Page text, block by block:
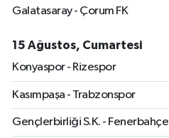
Galatasaray - Çorum FK
15 Ağustos, Cumartesi
Konyaspor - Rizespor
Kasımpaşa - Trabzonspor
Gençlerbirliği S.K. - Fenerbahçe